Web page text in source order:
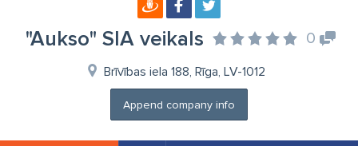
"Aukso" SIA veikals 0
Brīvības iela 188, Rīga, LV-1012
Append company info